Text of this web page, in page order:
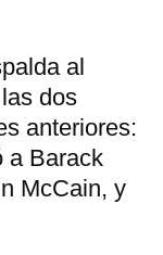
al
dos
anteriores:
a Barack
McCain, y